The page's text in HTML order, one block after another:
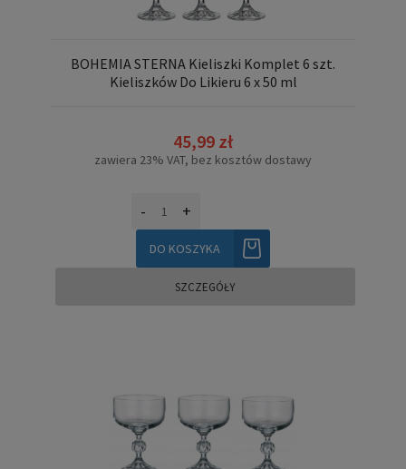
BOHEMIA STERNA Kieliszki Komplet 6 szt.
Kieliszków Do Likieru 6 x 50 ml
45,99 zł
zawiera 23% VAT, bez kosztów dostawy
- +
DO KOSZYKA
SZCZEGÓŁY